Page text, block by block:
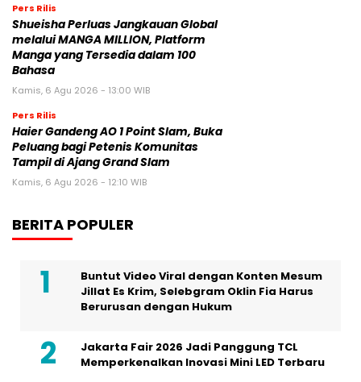
Pers Rilis
Shueisha Perluas Jangkauan Global
melalui MANGA MILLION, Platform
Manga yang Tersedia dalam 100
Bahasa
Kamis, 6 Agu 2026 - 13:00 WIB
Pers Rilis
Haier Gandeng AO 1 Point Slam, Buka
Peluang bagi Petenis Komunitas
Tampil di Ajang Grand Slam
Kamis, 6 Agu 2026 - 12:10 WIB
BERITA POPULER
Buntut Video Viral dengan Konten Mesum
Jillat Es Krim, Selebgram Oklin Fia Harus
Berurusan dengan Hukum
Jakarta Fair 2026 Jadi Panggung TCL
Memperkenalkan Inovasi Mini LED Terbaru